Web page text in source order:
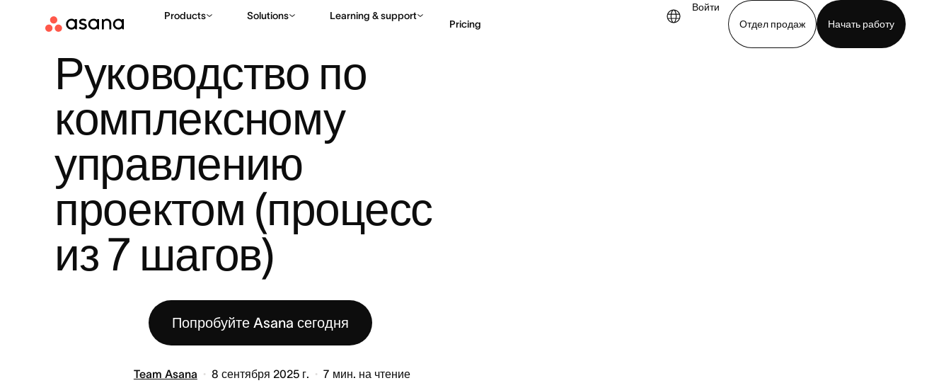
Products Solutions Learning & support
Pricing
Войти
Отдел продаж
Начать работу
Руководство по
комплексному
управлению
проектом (процесс
из 7 шагов)
Попробуйте Asana сегодня
Team Asana 8 сентября 2025 г. 7 мин. на чтение